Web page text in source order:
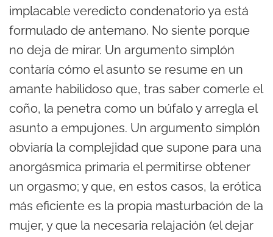
implacable veredicto condenatorio ya está
formulado de antemano. No siente porque
no deja de mirar. Un argumento simplón
contaría cómo el asunto se resume en un
amante habilidoso que, tras saber comerle el
coño, la penetra como un búfalo y arregla el
asunto a empujones. Un argumento simplón
obviaría la complejidad que supone para una
anorgásmica primaria el permitirse obtener
un orgasmo; y que, en estos casos, la erótica
más eficiente es la propia masturbación de la
mujer, y que la necesaria relajación (el dejar